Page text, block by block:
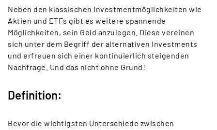
Neben den klassischen Investmentmöglichkeiten wie
Aktien und ETFs gibt es weitere spannende
Möglichkeiten, sein Geld anzulegen. Diese vereinen
sich unter dem Begriff der alternativen Investments
und erfreuen sich einer kontinuierlich steigenden
Nachfrage. Und das nicht ohne Grund!
Definition:
Bevor die wichtigsten Unterschiede zwischen